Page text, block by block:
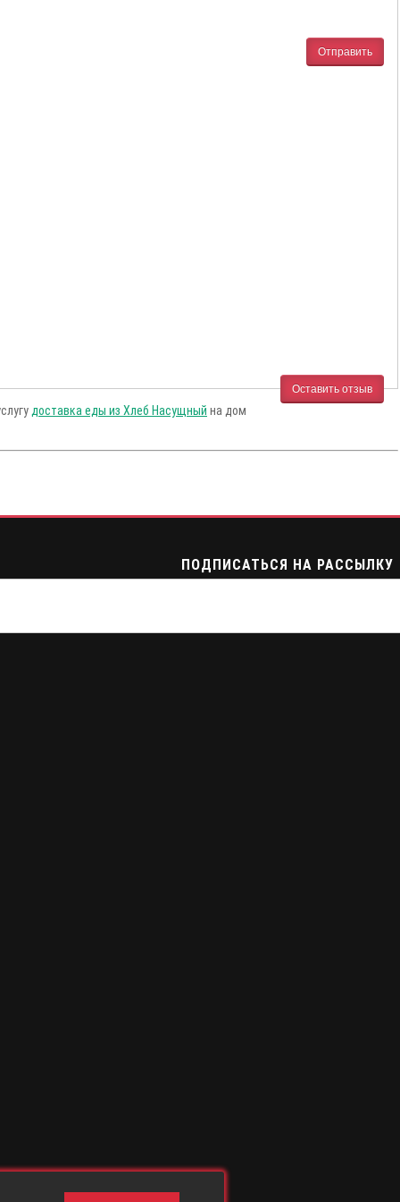
Отправить
Оставить отзыв
доставка еды из Хлеб Насущный на дом
ПОДПИСАТЬСЯ НА РАССЫЛКУ